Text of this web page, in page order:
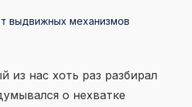
выдвижных механизмов
из нас хоть раз разбирал
о нехватке